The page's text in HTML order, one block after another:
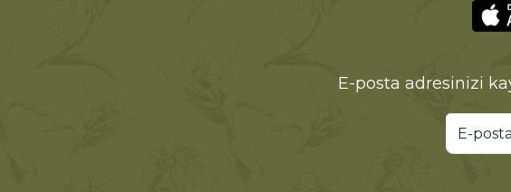
E-posta adresinizi